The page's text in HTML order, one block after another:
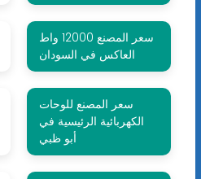
سعر المصنع 12000 واط
العاكس في السودان
سعر المصنع للوحات
الكهربائية الرئيسية في
أبو ظبي